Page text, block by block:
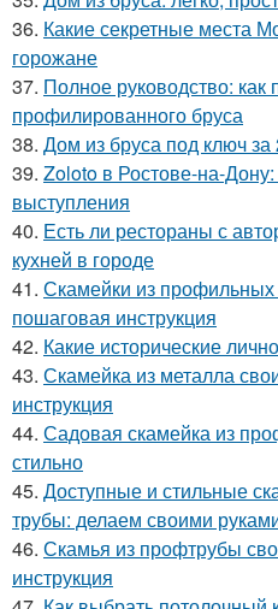
36. Какие секретные места
горожане
37. Полное руководство: как
профилированного бруса
38. Дом из бруса под ключ
39. Zoloto в Ростове-на-
выступления
40. Есть ли рестораны с
кухней в городе
41. Скамейки из профильных
пошаговая инструкция
42. Какие исторические
43. Скамейка из металла
инструкция
44. Садовая скамейка из
стильно
45. Доступные и стильные
трубы: делаем своими
46. Скамья из профтрубы
инструкция